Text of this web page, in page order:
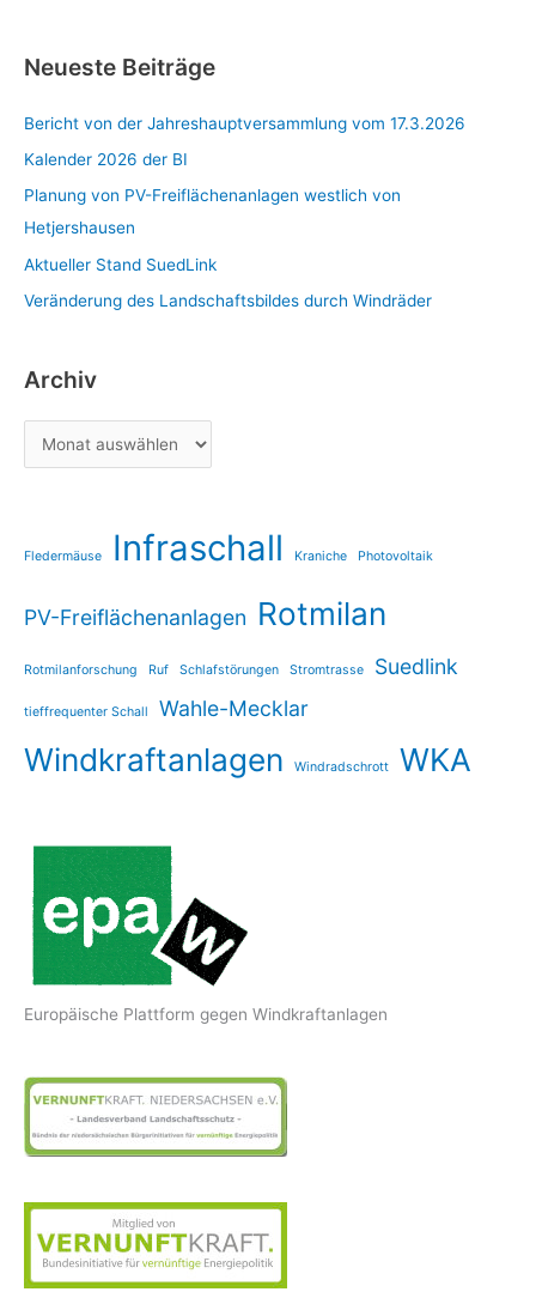
Neueste Beiträge
Bericht von der Jahreshauptversammlung vom 17.3.2026
Kalender 2026 der BI
Planung von PV-Freiflächenanlagen westlich von
Hetjershausen
Aktueller Stand SuedLink
Veränderung des Landschaftsbildes durch Windräder
Archiv
Fledermäuse Infraschall Kraniche Photovoltaik
PV-Freiflächenanlagen Rotmilan
Rotmilanforschung Ruf Schlafstörungen Stromtrasse Suedlink
tieffrequenter Schall Wahle-Mecklar
Windkraftanlagen Windradschrott WKA
Europäische Plattform gegen Windkraftanlagen